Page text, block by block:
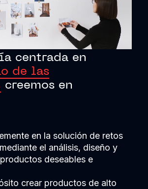
centrada en
de las
creemos en
en la solución de retos
el análisis, diseño y
deseables e
crear productos de alto